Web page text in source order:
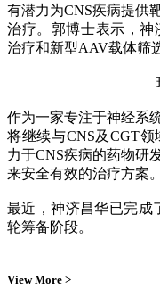
有潜力为CNS疾病提供
治疗。郭博士表示，神
治疗和新型AAV载体筛
作为一家专注于神经系
将继续与CNS及CGT
力于CNS疾病的药物研
来安全有效的治疗方案。
最近，神济昌华已完成
轮筹备阶段。
View More >